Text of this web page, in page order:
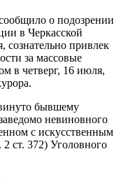
о подозрении
в Черкасской
сознательно привлек
за массовые
в четверг, 16 июля,
бывшему
невиновного
с искусственным
2 ст. 372) Уголовного